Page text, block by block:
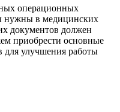
операционных
нужны в медицинских
документов должен
приобрести основные
для улучшения работы